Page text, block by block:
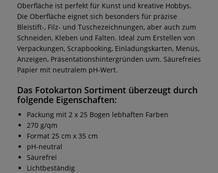
Oberfläche ist perfekt für Kunst und kreative Hobbys.
Die Oberfläche eignet sich besonders für präzise
Bleistift-, Filz- und Tuschezeichnungen, aber auch zum
Schneiden, Kleben und Falten. Ideal zum Erstellen von
Verpackungen, Scrapbooking, Einladungskarten, Menüs,
Anzeigen, Präsentationshintergründen uvm. Säurefreies
Papier mit neutralem pH-Wert.
Das Fotokarton Sortiment überzeugt durch
folgende Eigenschaften:
Packung mit 2 x 25 Bogen lebhaften Farben
270 g/qm
Format 25 cm x 35 cm
pH-neutral
Säurefrei
Lichtbeständig